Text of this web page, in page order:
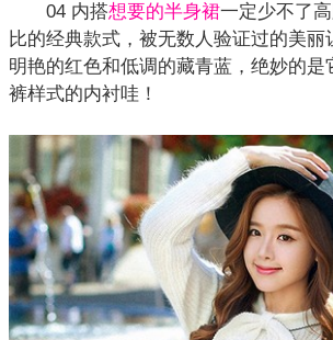
04 内搭想要的半身裙一定少不了
比的经典款式，被无数人验证过的美丽
明艳的红色和低调的藏青蓝，绝妙的是
裤样式的内衬哇！